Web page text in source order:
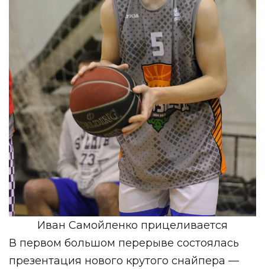
Иван Самойленко прицеливается
В первом большом перерыве состоялась
презентация нового крутого снайпера —